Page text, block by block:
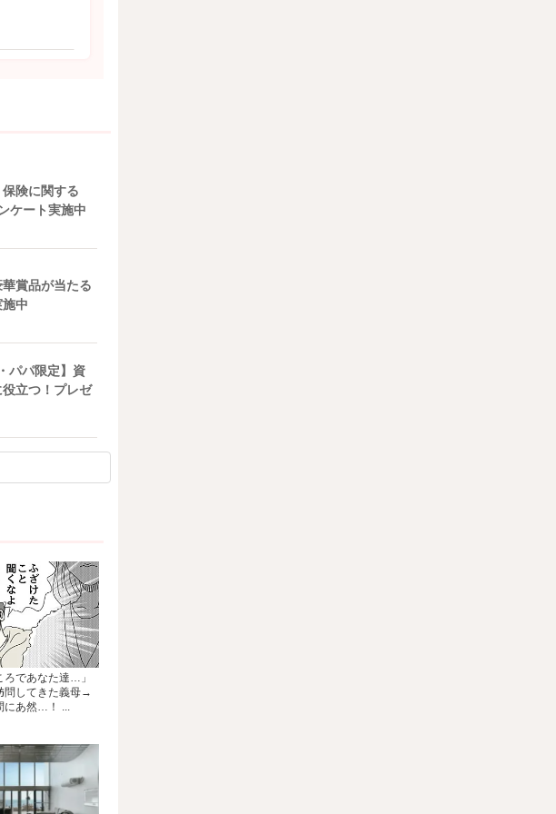
険に関する
ケート実施中
華賞品が当たる
中
パパ限定】資
立つ！プレゼ
ろであなた達…」
問してきた義母→
にあ然…！ ...